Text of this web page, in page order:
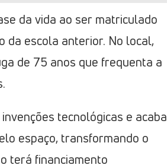
da vida ao ser matriculado
da escola anterior. No local,
de 75 anos que frequenta a
tecnológicas e acaba
espaço, transformando o
terá financiamento